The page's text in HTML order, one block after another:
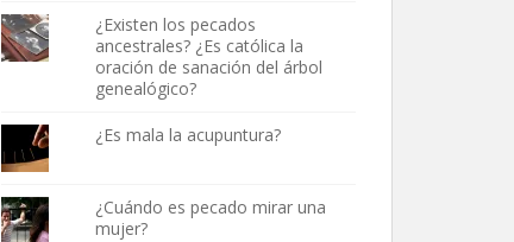
¿Existen los pecados
ancestrales? ¿Es católica la
oración de sanación del árbol
genealógico?
¿Es mala la acupuntura?
¿Cuándo es pecado mirar una
mujer?